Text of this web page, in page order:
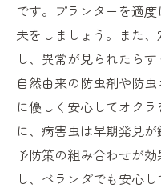
です。プランターを適
夫をしましょう。また
し、異常が見られたら
自然由来の防虫剤や防
に優しく安心してオク
に、病害虫は早期発見
予防策の組み合わせが
し、ベランダでも安心